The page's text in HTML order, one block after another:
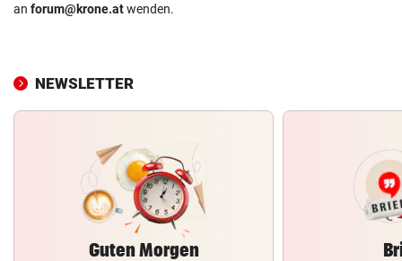
an forum@krone.atwenden.
NEWSLETTER
Guten Morgen